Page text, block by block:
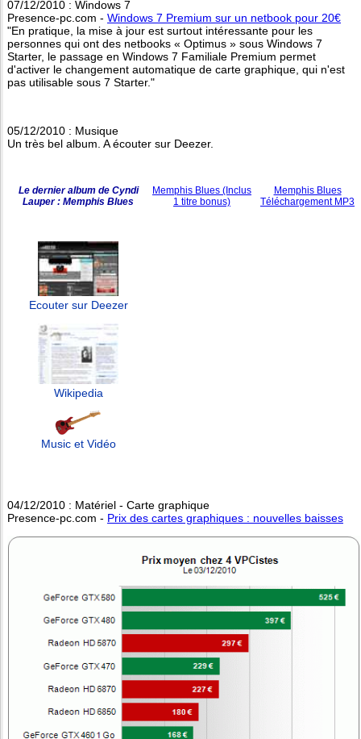
07/12/2010 : Windows 7
Presence-pc.com - Windows 7 Premium sur un netbook pour 20€
"En pratique, la mise à jour est surtout intéressante pour les
personnes qui ont des netbooks « Optimus » sous Windows 7
Starter, le passage en Windows 7 Familiale Premium permet
d'activer le changement automatique de carte graphique, qui n'est
pas utilisable sous 7 Starter."
05/12/2010 : Musique
Un très bel album. A écouter sur Deezer.
Le dernier album de Cyndi
Lauper : Memphis Blues
Memphis Blues (Inclus
1 titre bonus)
Memphis Blues
Téléchargement MP3
Ecouter sur Deezer
Wikipedia
Music et Vidéo
04/12/2010 : Matériel - Carte graphique
Presence-pc.com - Prix des cartes graphiques : nouvelles baisses